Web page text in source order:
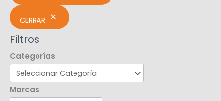
CERRAR
Filtros
Categorías
Marcas